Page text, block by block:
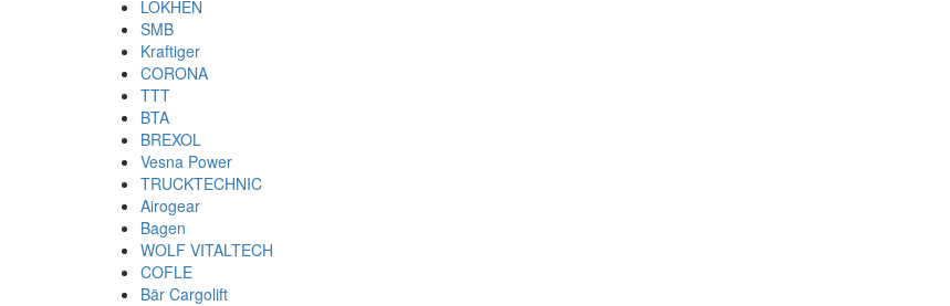
LOKHEN
SMB
Kraftiger
CORONA
TTT
BTA
BREXOL
Vesna Power
TRUCKTECHNIC
Airogear
Bagen
WOLF VITALTECH
COFLE
Bär Cargolift